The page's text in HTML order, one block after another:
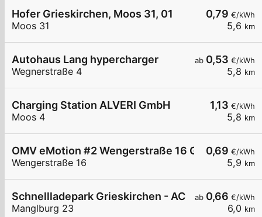
0,79 €/kWh
5,6 km
Hofer Grieskirchen, Moos 31, 01
Moos 31
ab 0,53 €/kWh
5,8 km
Autohaus Lang hypercharger
Wegnerstraße 4
1,13 €/kWh
5,8 km
Charging Station ALVERI GmbH
Moos 4
0,69 €/kWh
5,9 km
OMV eMotion #2 Wengerstraße 16 Grieskirchen
Wengerstraße 16
ab 0,66 €/kWh
6,0 km
Schnellladepark Grieskirchen - AC
Manglburg 23